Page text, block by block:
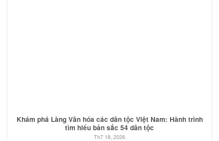
Khám phá Làng Văn hóa các dân tộc Việt Nam: Hành trình
tìm hiểu bản sắc 54 dân tộc
Th7 18, 2026